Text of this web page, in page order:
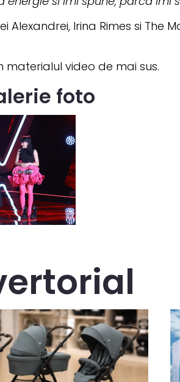
Irina Rimes si The
materialul video de mai sus.
foto